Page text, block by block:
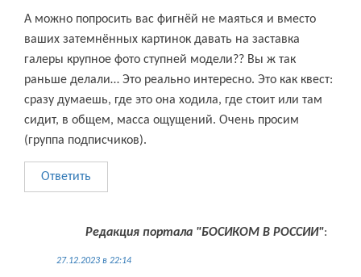
А можно попросить вас фигнёй не маяться и вместо
ваших затемнённых картинок давать на заставка
галеры крупное фото ступней модели?? Вы ж так
раньше делали… Это реально интересно. Это как квест:
сразу думаешь, где это она ходила, где стоит или там
сидит, в общем, масса ощущений. Очень просим
(группа подписчиков).
Ответить
Редакция портала "БОСИКОМ В РОССИИ":
27.12.2023 в 22:14